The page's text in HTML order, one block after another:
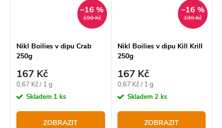
199 Kč
–16 %
Nikl Boilies v dipu Crab
250g
167 Kč
Měrná
cena:
0,67 Kč / 1 g
Skladem 1 ks
ZOBRAZIT
199 Kč
–16 %
Nikl Boilies v dipu Kill Krill
250g
167 Kč
Měrná
cena:
0,67 Kč / 1 g
Skladem 2 ks
ZOBRAZIT